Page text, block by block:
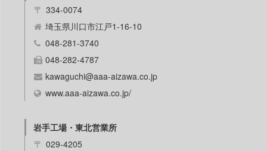
〒 334-0074
埼玉県川口市江戸1-16-10
048-281-3740
048-282-4787
kawaguchi@aaa-aizawa.co.jp
www.aaa-aizawa.co.jp/
岩手工場・東北営業所
〒 029-4205